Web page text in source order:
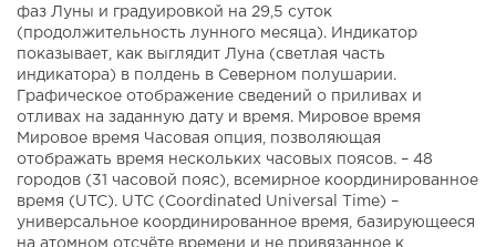
фаз Луны и градуировкой на 29,5 суток
(продолжительность лунного месяца). Индикатор
показывает, как выглядит Луна (светлая часть
индикатора) в полдень в Северном полушарии.
Графическое отображение сведений о приливах и
отливах на заданную дату и время. Мировое время
Мировое время Часовая опция, позволяющая
отображать время нескольких часовых поясов. – 48
городов (31 часовой пояс), всемирное координированное
время (UTC). UTC (Coordinated Universal Time) –
универсальное координированное время, базирующееся
на атомном отсчёте времени и не привязанное к